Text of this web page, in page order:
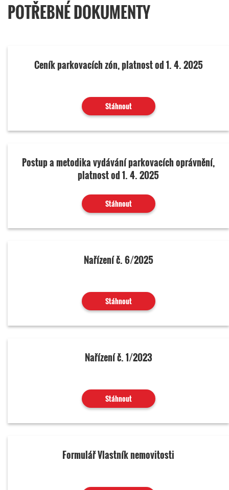
POTŘEBNÉ DOKUMENTY
Ceník parkovacích zón, platnost od 1. 4. 2025
Stáhnout
Postup a metodika vydávání parkovacích oprávnění,
platnost od 1. 4. 2025
Stáhnout
Nařízení č. 6/2025
Stáhnout
Nařízení č. 1/2023
Stáhnout
Formulář Vlastník nemovitosti